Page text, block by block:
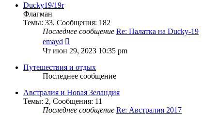
Ducky19/19r
Флагман
Темы: 33, Сообщения: 182
Последнее сообщение Re: Палатка на Ducky-19
emayd
к
последнему
сообщению
Чт июн 29, 2023 10:35 pm
Путешествия и отдых
Последнее сообщение
Австралия и Новая Зеландия
Темы: 2, Сообщения: 11
Последнее сообщение Re: Австралия 2017